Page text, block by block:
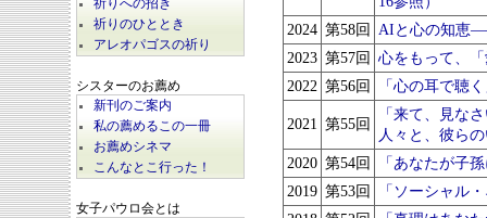
祈りへの招き
祈りのひととき
アレオパゴスの祈り
シスターのお薦め
新刊のご案内
私の薦めるこの一冊
お薦めシネマ
こんなとこ行った！
女子パウロ会とは
2024 第58回
AIと心の知恵
2023 第57回 心をもって、
2022 第56回 「心の耳で聴
2021 第55回
「来て、見な
人々と、彼ら
2020 第54回
「あなたが子
2019 第53回
「ソーシャル